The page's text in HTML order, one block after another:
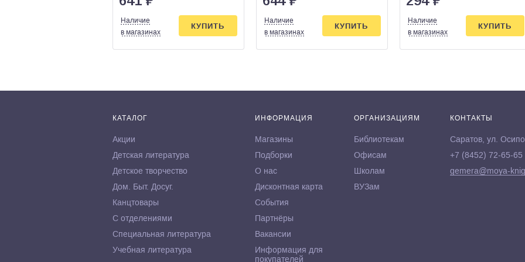
Наличие
в магазинах
КУПИТЬ
Наличие
в магазинах
КУПИТЬ
Наличие
в магазинах
КУПИТЬ
КАТАЛОГ
Акции
Детская литература
Детское творчество
Дом. Быт. Досуг.
Канцтовары
С отделениями
Специальная литература
Учебная литература
ИНФОРМАЦИЯ
Магазины
Подборки
О нас
Дисконтная карта
События
Партнёры
Вакансии
Информация для
покупателей
ОРГАНИЗАЦИЯМ
Библиотекам
Офисам
Школам
ВУЗам
КОНТАКТЫ
Саратов, ул.
+7 (8452) 72-65-65
gemera@moya-